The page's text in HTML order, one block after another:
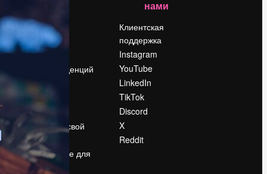
О нас
Reviews
Вакансии
Поиск тенденций
Блог
События
Slidesgo
Продайте свой
контент
Помещение для
прессы
нами
Клиентская
поддержка
Instagram
YouTube
LinkedIn
TikTok
Discord
X
Reddit